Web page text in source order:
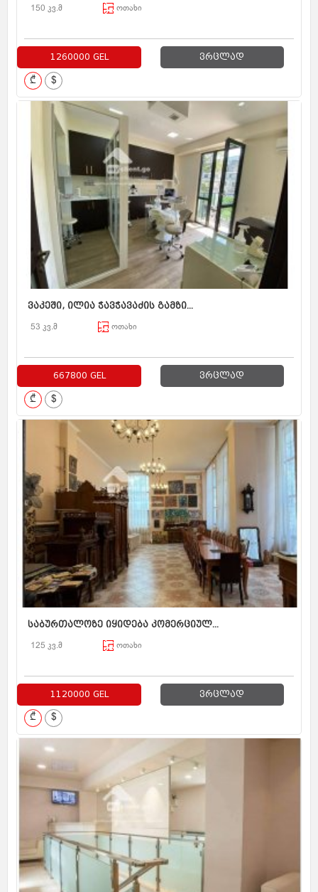
150 კვ.მ ოთახი
1260000 GEL ვრცლად
₾ $
ვაკეში, ილია ჭავჭავაძის გამზი...
53 კვ.მ ოთახი
667800 GEL ვრცლად
₾ $
საბურთალოზე იყიდება კომერციულ...
125 კვ.მ ოთახი
1120000 GEL ვრცლად
₾ $